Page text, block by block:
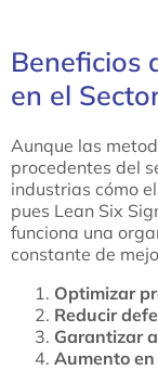
Beneficios
en el
Aunque las
procedentes del
industrias cómo
pues Lean Six
funciona una
constante de
Optimizar
Reducir
Garantizar
Aumento